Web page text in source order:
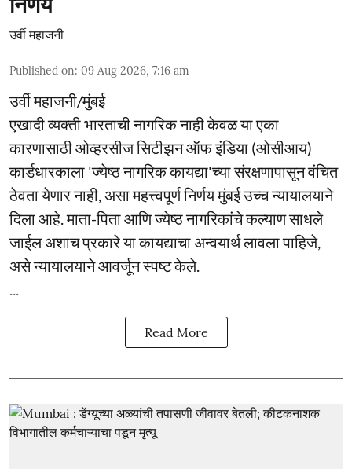
उर्वी महाजनी
Published on: 09 Aug 2026, 7:16 am
उर्वी महाजनी/मुंबई
एखादी व्यक्ती भारताची नागरिक नाही केवळ या एका
कारणासाठी ओव्हरसीज सिटीझन ऑफ इंडिया (ओसीआय)
कार्डधारकाला 'ज्येष्ठ नागरिक कायद्या'च्या संरक्षणापासून वंचित
ठेवता येणार नाही, असा महत्त्वपूर्ण निर्णय मुंबई उच्च न्यायालयाने
दिला आहे. माता-पिता आणि ज्येष्ठ नागरिकांचे कल्याण साधले
जाईल अशाच प्रकारे या कायद्याचा अन्वयार्थ लावला पाहिजे,
असे न्यायालयाने आवर्जून स्पष्ट केले.
Read More